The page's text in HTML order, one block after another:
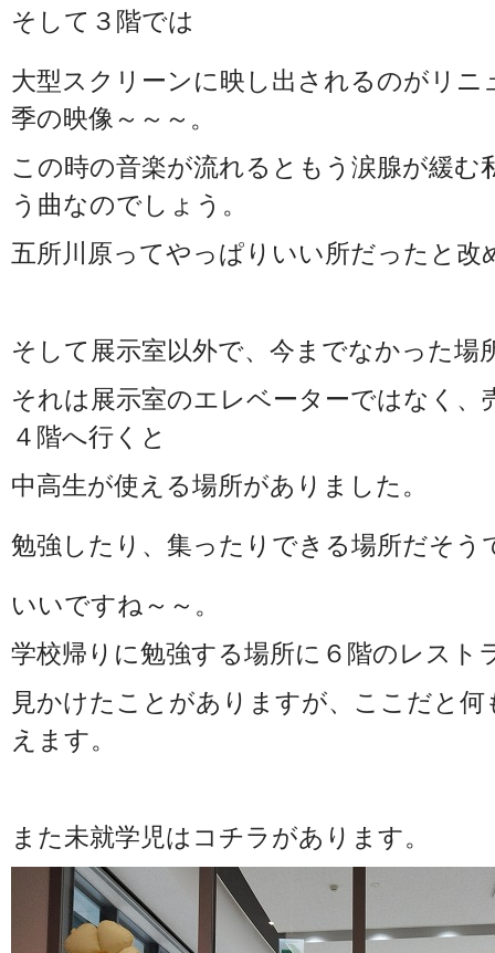
そして３階では
大型スクリーンに映し出されるのがリニ
季の映像～～～。
この時の音楽が流れるともう涙腺が緩
う曲なのでしょう。
五所川原ってやっぱりいい所だったと
そして展示室以外で、今までなかった場
それは展示室のエレベーターではなく、
４階へ行くと
中高生が使える場所がありました。
勉強したり、集ったりできる場所だそ
いいですね～～。
学校帰りに勉強する場所に６階のレスト
見かけたことがありますが、ここだと
えます。
また未就学児はコチラがあります。